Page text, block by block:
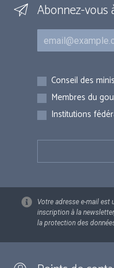
Abonnez-vous
Courriel
Inscriptions
Conseil des
Membres du
Institutions
Votre adresse e-mail est
inscription à la
la protection des